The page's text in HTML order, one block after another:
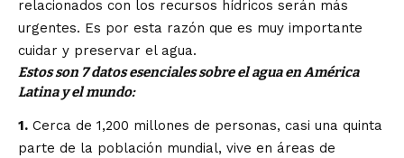
relacionados con los recursos hídricos serán más
urgentes. Es por esta razón que es muy importante
cuidar y preservar el agua.
Estos son 7 datos esenciales sobre el agua en América
Latina y el mundo:
1. Cerca de 1,200 millones de personas, casi una quinta
parte de la población mundial, vive en áreas de